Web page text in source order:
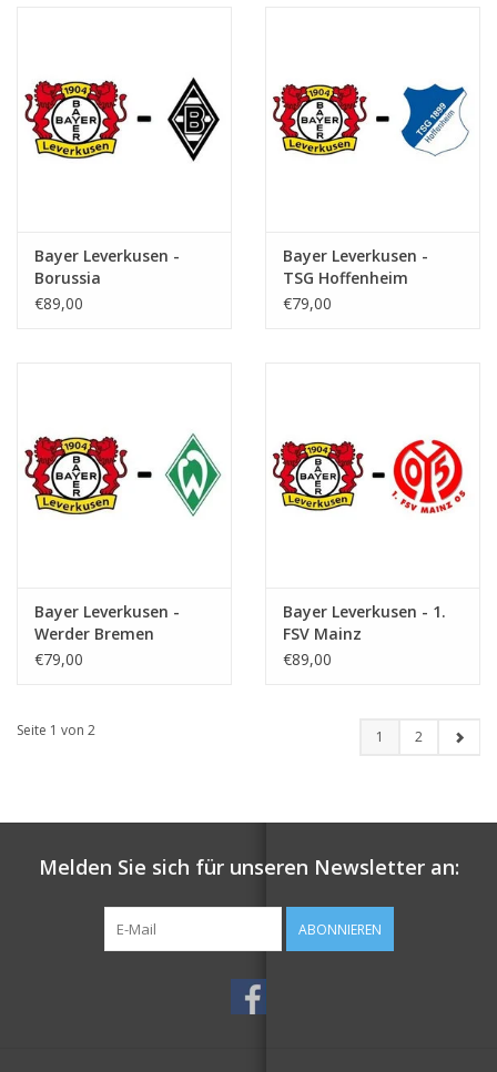
Bayer Leverkusen -
Borussia
Monchengladbach
€89,00
Bayer Leverkusen -
TSG Hoffenheim
€79,00
Bayer Leverkusen -
Werder Bremen
€79,00
Bayer Leverkusen - 1.
FSV Mainz
€89,00
Seite 1 von 2 1 2
Melden Sie sich für unseren Newsletter an:
ABONNIEREN